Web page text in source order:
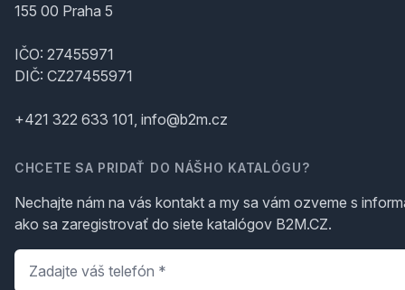
155 00 Praha 5
IČO: 27455971
DIČ: CZ27455971
+421 322 633 101, info@b2m.cz
CHCETE SA PRIDAŤ DO NÁŠHO KATALÓGU?
Nechajte nám na vás kontakt a my sa vám ozveme s
ako sa zaregistrovať do siete katalógov B2M.CZ.
Telefón